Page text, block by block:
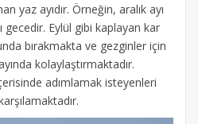
yaz ayıdır. Örneğin, aralık ayı
gecedir. Eylül gibi kaplayan kar
bırakmakta ve gezginler için
kolaylaştırmaktadır.
adımlamak isteyenleri